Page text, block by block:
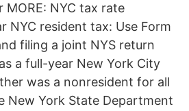
NYC tax rate
NYC resident tax: Use Form
filing a joint NYS return
a full-year New York City
was a nonresident for all
New York State Department